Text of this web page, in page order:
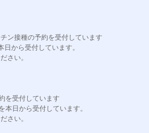
ン接種の予約を受付しています
から受付しています。
さい。
を受付しています
日から受付しています。
さい。